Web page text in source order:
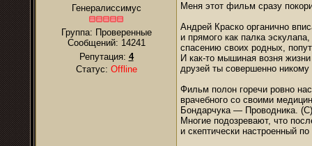
Генералиссимус
Группа: Проверенные
Сообщений: 14241
Репутация: 4
Статус: Offline
Меня этот фильм сразу
Андрей Краско органично
и прямого как палка
спасению своих родных,
И как-то мышиная возня
друзей ты совершенно
Фильм полон горечи ровно
врачебного со своими
Бондарчука — Проводника. (С)
Многие подозревают, что
и скептически настроенный